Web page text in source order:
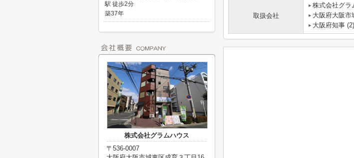
取扱会社
株式会社グラ
大阪府大阪市
大阪府知事
駅 徒歩2分
築37年
株式会社グラムハウス
〒536-0007